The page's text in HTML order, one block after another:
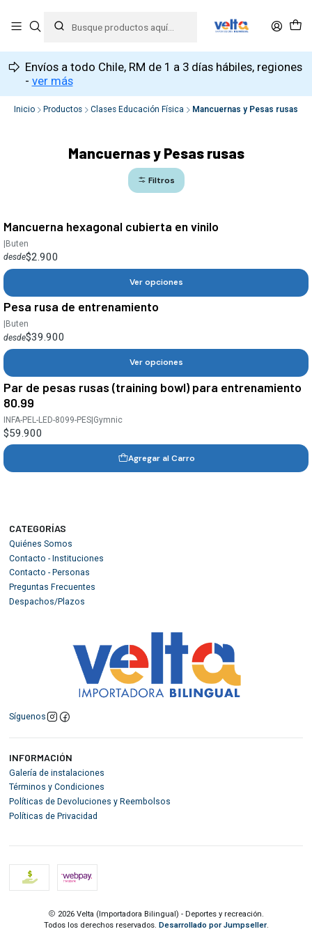
Envíos a todo Chile, RM de 1 a 3 días hábiles, regiones
- ver más
Inicio Productos Clases Educación Física Mancuernas y Pesas rusas
Mancuernas y Pesas rusas
Filtros
Mancuerna hexagonal cubierta en vinilo
|Buten
desde$2.900
Ver opciones
Pesa rusa de entrenamiento
Buten
desde$39.900
Ver opciones
Par de pesas rusas (training bowl) para entrenamiento
80.99
INFA-PEL-LED-8099-PES|Gymnic
$59.900
Agregar al Carro
CATEGORÍAS
Quiénes Somos
Contacto - Instituciones
Contacto - Personas
Preguntas Frecuentes
Despachos/Plazos
Síguenos
INFORMACIÓN
Galería de instalaciones
Términos y Condiciones
Políticas de Devoluciones y Reembolsos
Políticas de Privacidad
2026 Velta (Importadora Bilingual) - Deportes y recreación.
Todos los derechos reservados. Desarrollado por Jumpseller.